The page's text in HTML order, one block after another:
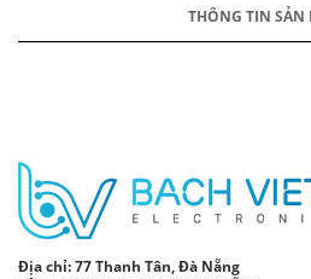
THÔNG TIN SẢN
Địa chỉ:77 Thanh Tân, Đà Nẵng